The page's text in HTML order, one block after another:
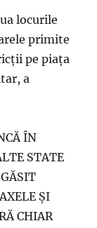
locurile
primite
pe piaţa
a
ÎN
STATE
ŞI
CHIAR